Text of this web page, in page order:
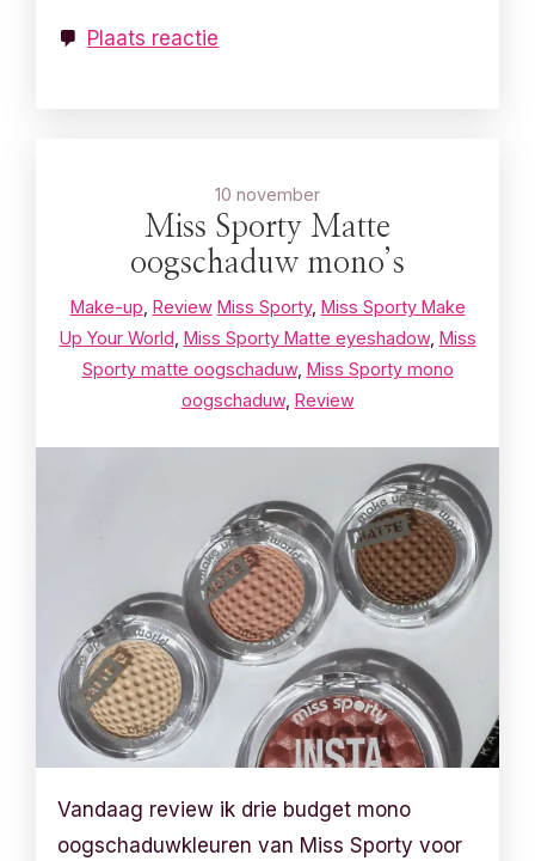
Plaats reactie
10 november
Miss Sporty Matte
oogschaduw mono’s
Make-up, Review Miss Sporty, Miss Sporty Make
Up Your World, Miss Sporty Matte eyeshadow, Miss
Sporty matte oogschaduw, Miss Sporty mono
oogschaduw, Review
Vandaag review ik drie budget mono
oogschaduwkleuren van Miss Sporty voor